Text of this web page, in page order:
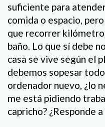
suficiente para
comida o espacio,
que recorrer
baño. Lo que sí debe
casa se vive según el
debemos sopesar
ordenador nuevo, ¿lo
me está pidiendo
capricho? ¿Responde